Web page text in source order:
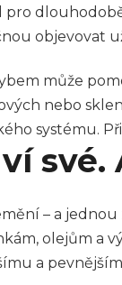
pro
objevovat
může
nebo
systému.
– a
olejům a
a